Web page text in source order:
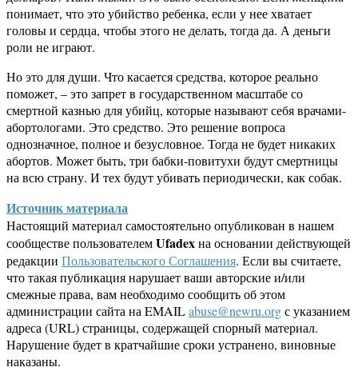
понимает, что это убийство ребенка, если у нее хватает
головы и сердца, чтобы этого не делать, тогда да. А деньги
роли не играют.
Но это для души. Что касается средства, которое реально
поможет, – это запрет в государственном масштабе со
смертной казнью для убийц, которые называют себя врачами-
абортологами. Это средство. Это решение вопроса
однозначное, полное и безусловное. Тогда не будет никаких
абортов. Может быть, три бабки-повитухи будут смертницы
на всю страну. И тех будут убивать периодически, как собак.
Источник материала
Настоящий материал самостоятельно опубликован в нашем
сообществе пользователемUfadexна основании действующей
редакции Пользовательского Соглашения. Если вы считаете,
что такая публикация нарушает ваши авторские и/или
смежные права, вам необходимо сообщить об этом
администрации сайта на EMAILabuse@newru.orgс указанием
адреса (URL) страницы, содержащей спорный материал.
Нарушение будет в кратчайшие сроки устранено, виновные
наказаны.